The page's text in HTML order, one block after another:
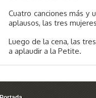
Cuatro canciones más
aplausos, las tres
Luego de la cena, las
a aplaudir a la Petite.